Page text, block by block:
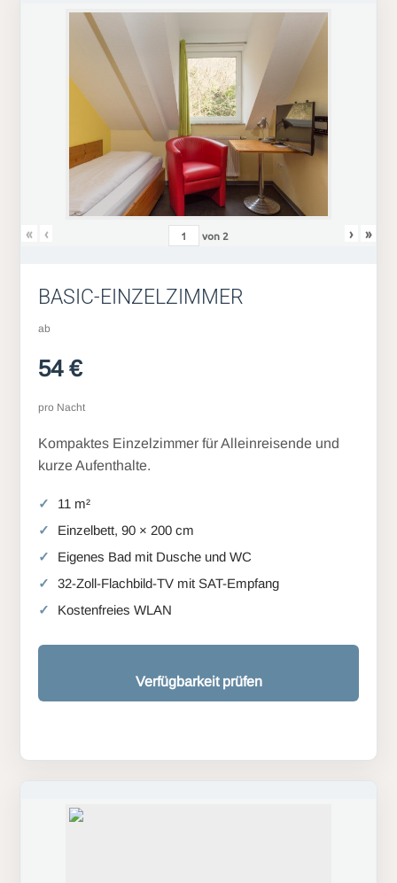
« ‹ von 2 › »
BASIC-EINZELZIMMER
ab
54 €
pro Nacht
Kompaktes Einzelzimmer für Alleinreisende und
kurze Aufenthalte.
11 m²
Einzelbett, 90 × 200 cm
Eigenes Bad mit Dusche und WC
32-Zoll-Flachbild-TV mit SAT-Empfang
Kostenfreies WLAN
Verfügbarkeit prüfen